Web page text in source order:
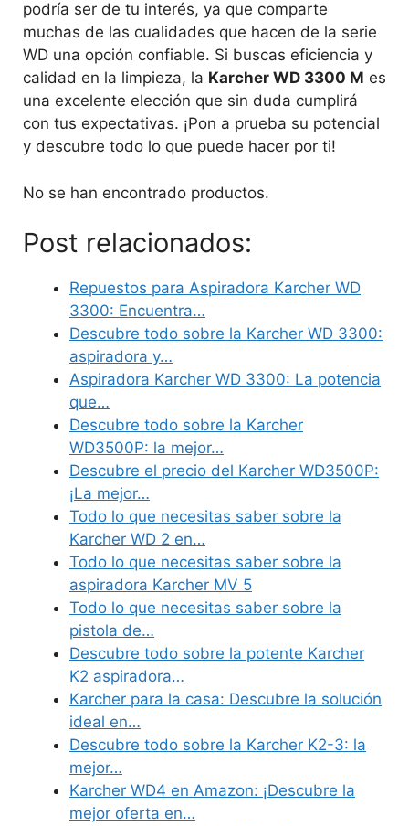
podría ser de tu interés, ya que comparte
muchas de las cualidades que hacen de la serie
WD una opción confiable. Si buscas eficiencia y
calidad en la limpieza, la Karcher WD 3300 M es
una excelente elección que sin duda cumplirá
con tus expectativas. ¡Pon a prueba su potencial
y descubre todo lo que puede hacer por ti!
No se han encontrado productos.
Post relacionados:
Repuestos para Aspiradora Karcher WD
3300: Encuentra…
Descubre todo sobre la Karcher WD 3300:
aspiradora y…
Aspiradora Karcher WD 3300: La potencia
que…
Descubre todo sobre la Karcher
WD3500P: la mejor…
Descubre el precio del Karcher WD3500P:
¡La mejor…
Todo lo que necesitas saber sobre la
Karcher WD 2 en…
Todo lo que necesitas saber sobre la
aspiradora Karcher MV 5
Todo lo que necesitas saber sobre la
pistola de…
Descubre todo sobre la potente Karcher
K2 aspiradora…
Karcher para la casa: Descubre la solución
ideal en…
Descubre todo sobre la Karcher K2-3: la
mejor…
Karcher WD4 en Amazon: ¡Descubre la
mejor oferta en…